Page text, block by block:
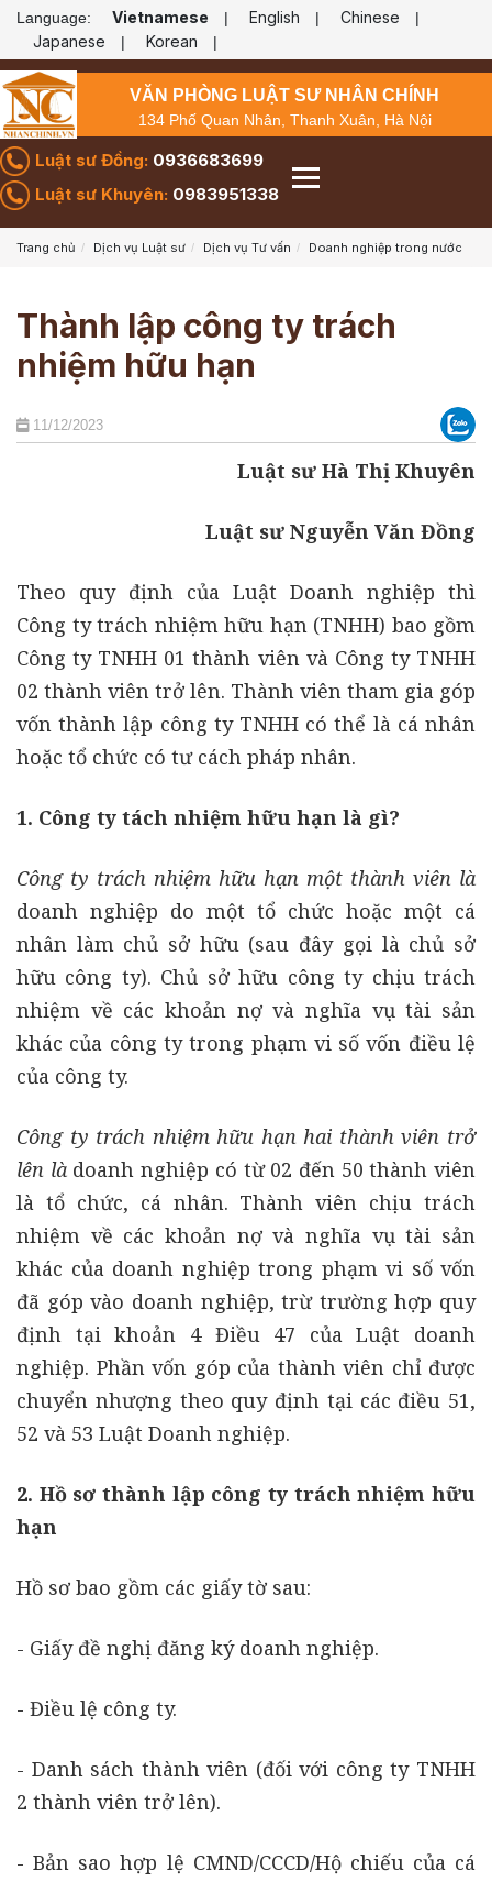
Language: Vietnamese | English | Chinese |
Japanese | Korean |
VĂN PHÒNG LUẬT SƯ NHÂN CHÍNH
134 Phố Quan Nhân, Thanh Xuân, Hà Nội
Luật sư Đồng: 0936683699
Luật sư Khuyên: 0983951338
Trang chủ Dịch vụ Luật sư Dịch vụ Tư vấn Doanh nghiệp trong nước
Thành lập công ty trách
nhiệm hữu hạn
11/12/2023
Luật sư Hà Thị Khuyên
Luật sư Nguyễn Văn Đồng
Theo quy định của Luật Doanh nghiệp thì
Công ty trách nhiệm hữu hạn (TNHH) bao gồm
Công ty TNHH 01 thành viên và Công ty TNHH
02 thành viên trở lên. Thành viên tham gia góp
vốn thành lập công ty TNHH có thể là cá nhân
hoặc tổ chức có tư cách pháp nhân.
1. Công ty tách nhiệm hữu hạn là gì?
Công ty trách nhiệm hữu hạn một thành viên là
doanh nghiệp do một tổ chức hoặc một cá
nhân làm chủ sở hữu (sau đây gọi là chủ sở
hữu công ty). Chủ sở hữu công ty chịu trách
nhiệm về các khoản nợ và nghĩa vụ tài sản
khác của công ty trong phạm vi số vốn điều lệ
của công ty.
Công ty trách nhiệm hữu hạn hai thành viên trở
lên làdoanh nghiệp có từ 02 đến 50 thành viên
là tổ chức, cá nhân. Thành viên chịu trách
nhiệm về các khoản nợ và nghĩa vụ tài sản
khác của doanh nghiệp trong phạm vi số vốn
đã góp vào doanh nghiệp, trừ trường hợp quy
định tại khoản 4 Điều 47 của Luật doanh
nghiệp. Phần vốn góp của thành viên chỉ được
chuyển nhượng theo quy định tại các điều 51,
52 và 53 Luật Doanh nghiệp.
2. Hồ sơ thành lập công ty trách nhiệm hữu
hạn
Hồ sơ bao gồm các giấy tờ sau:
- Giấy đề nghị đăng ký doanh nghiệp.
- Điều lệ công ty.
- Danh sách thành viên (đối với công ty TNHH
2 thành viên trở lên).
- Bản sao hợp lệ CMND/CCCD/Hộ chiếu của cá